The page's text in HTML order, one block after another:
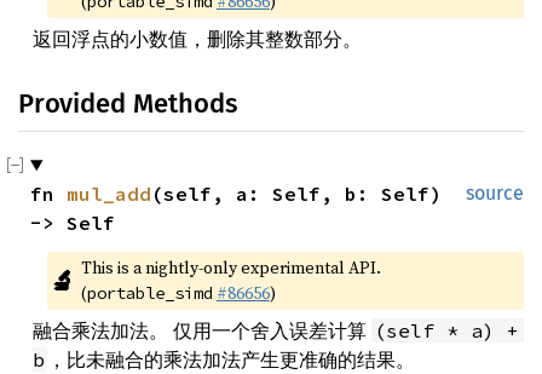
返回浮点的小数值，删除其整数部分。
Provided Methods
source
fn mul_add (self, a: Self, b: Self)
-> Self
🔬 This is a nightly-only experimental API.
(portable_simd #86656)
融合乘法加法。 仅用一个舍入误差计算 (self * a) +
b ，比未融合的乘法加法产生更准确的结果。